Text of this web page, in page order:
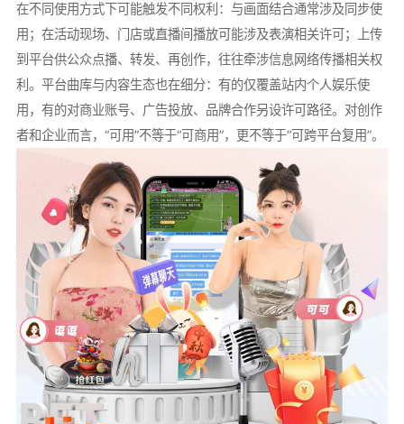
在不同使用方式下可能触发不同权利：与画面结合通常涉及同步使
用；在活动现场、门店或直播间播放可能涉及表演相关许可；上传
到平台供公众点播、转发、再创作，往往牵涉信息网络传播相关权
利。平台曲库与内容生态也在细分：有的仅覆盖站内个人娱乐使
用，有的对商业账号、广告投放、品牌合作另设许可路径。对创作
者和企业而言，“可用”不等于“可商用”，更不等于“可跨平台复用”。